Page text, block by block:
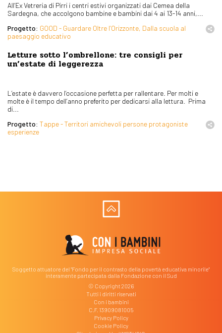
All’Ex Vetreria di Pirri i centri estivi organizzati dai Cemea della
Sardegna, che accolgono bambine e bambini dai 4 ai 13-14 anni,...
Progetto: GOOD - Guardare Oltre l’Orizzonte, Dalla scuola al
paesaggio educativo
Letture sotto l’ombrellone: tre consigli per
un’estate di leggerezza
L’estate è davvero l’occasione perfetta per rallentare. Per molti e
molte è il tempo dell’anno preferito per dedicarsi alla lettura. Prima
di...
Progetto: Tappe - Territori amichevoli persone protagoniste
esperienze
Soggetto attuatore del "Fondo per il contrasto della povertà educativa minorile"
interamente partecipata dalla Fondazione con il Sud
© Copyright 2026
Tutti i diritti riservati
Con i bambini
C.F. 13909081005
Privacy Policy
Cookie Policy